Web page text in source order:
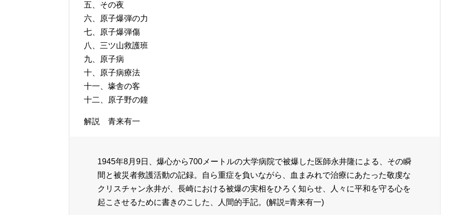
五、その夜
六、原子爆弾の力
七、原子爆弾傷
八、三ツ山救護班
九、原子病
十、原子病療法
十一、壕舎の客
十二、原子野の鐘
解説 青来有一
1945年8月9日、爆心から700メートルの大学病院で被爆した医師永井隆による、その瞬
間と被災者救護活動の記録。自ら重症を負いながら、血まみれで治療にあたった敬虔な
クリスチャン永井が、長崎における被爆の実相をひろく知らせ、人々に平和を守る心を
起こさせるために書きのこした、人間的手記。(解説=青来有一)